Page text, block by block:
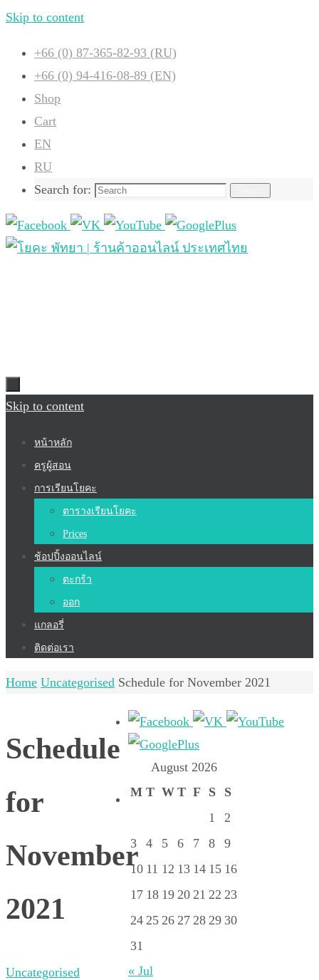
Skip to content
+66 (0) 87-365-82-93 (RU)
+66 (0) 94-416-08-89 (EN)
Shop
Cart
EN
RU
Search for:
Skip to content
หน้าหลัก
ครูผู้สอน
การเรียนโยคะ
ตารางเรียนโยคะ
Prices
ช้อปปิ้งออนไลน์
ตะกร้า
ออก
แกลอรี่
ติดต่อเรา
Home Uncategorised Schedule for November 2021
Schedule
for
November
2021
Uncategorised
August 2026
M T W T F S
S
1
2
3
4 5 6 7 8
9
10 11 12 13 14 15 16
17 18 19 20 21 22 23
24 25 26 27 28 29 30
31
« Jul